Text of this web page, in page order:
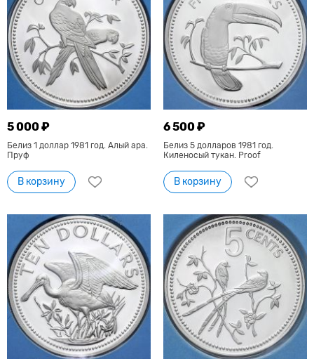
5 000 ₽
Белиз 1 доллар 1981 год. Алый ара.
Пруф
В корзину
6 500 ₽
Белиз 5 долларов 1981 год.
Киленосый тукан. Proof
В корзину